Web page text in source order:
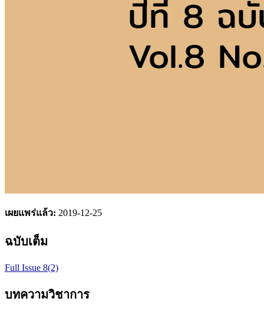
เผยแพร่แล้ว: 2019-12-25
ฉบับเต็ม
Full Issue 8(2)
บทความวิชาการ